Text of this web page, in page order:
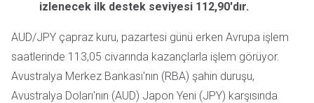
izlenecek ilk destek seviyesi 112,90'dır.
AUD/JPY çapraz kuru, pazartesi günü erken Avrupa işlem
saatlerinde 113,05 civarında kazançlarla işlem görüyor.
Avustralya Merkez Bankası'nın (RBA) şahin duruşu,
Avustralya Doları'nın (AUD) Japon Yeni (JPY) karşısında